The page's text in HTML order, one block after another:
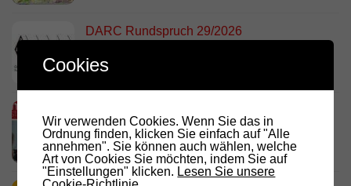
DARC Rundspruch 29/2026
Stadtanzeiger
18. JULI 2026
Cookies
Wir verwenden Cookies. Wenn Sie das in
Ordnung finden, klicken Sie einfach auf "Alle
annehmen". Sie können auch wählen, welche
Art von Cookies Sie möchten, indem Sie auf
"Einstellungen" klicken. Lesen Sie unsere